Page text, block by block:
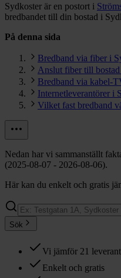
Sydkoster är en postort i
bredbandet till din bostad i
På denna sida
Bredband via fiber i
Anslut fiber till
Bredband via kabel-
Internetleverantörer i
Vilket fast bredband
Nedan har vi sammanställt
(2025-08-07 - 2026-08-06).
Här kan du enkelt och gratis
Sök
Vi jämför 21
Enkelt och gratis